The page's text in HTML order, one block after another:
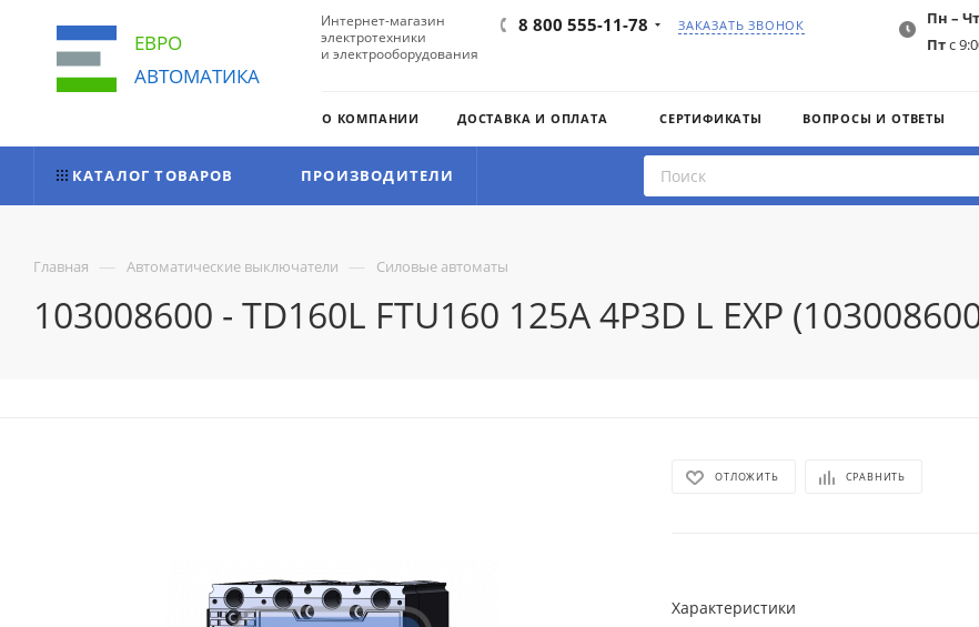
ЕВРО
АВТОМАТИКА
Интернет-магазин
электротехники
и электрооборудования
8 800 555-11-78 ЗАКАЗАТЬ ЗВОНОК Пн – Чт
Птс
О КОМПАНИИ ДОСТАВКА И ОПЛАТА СЕРТИФИКАТЫ ВОПРОСЫ И ОТВЕТЫ
КАТАЛОГ ТОВАРОВ ПРОИЗВОДИТЕЛИ
Главная — Автоматические выключатели — Силовые автоматы
103008600 - TD160L FTU160 125A 4P3D L EXP
ОТЛОЖИТЬ СРАВНИТЬ
Характеристики